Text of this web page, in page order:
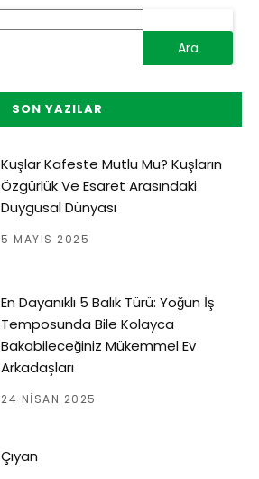
SON YAZILAR
Kuşlar Kafeste Mutlu Mu? Kuşların
Özgürlük Ve Esaret Arasındaki
Duygusal Dünyası
5 MAYIS 2025
En Dayanıklı 5 Balık Türü: Yoğun İş
Temposunda Bile Kolayca
Bakabileceğiniz Mükemmel Ev
Arkadaşları
24 NISAN 2025
Çıyan